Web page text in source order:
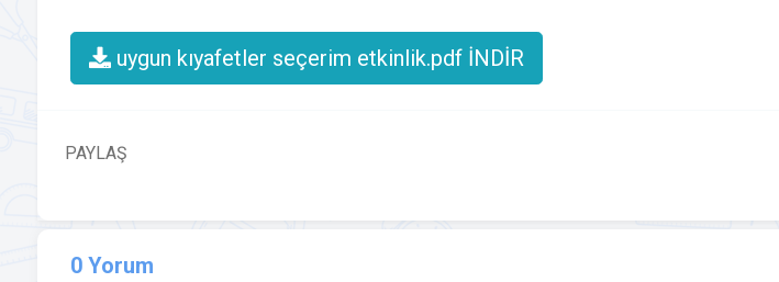
uygun kıyafetler seçerim etkinlik.pdf İNDİR
PAYLAŞ
0 Yorum